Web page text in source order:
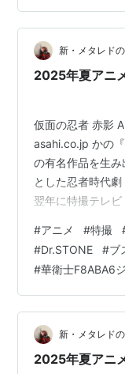
新・メタレド
2025年夏アニ
仮面の忍者 赤影
asahi.co.jp かの
の有名作品を生
とした忍者時代
翌年に特撮テレ
ら光線やミサイル
ぶっ飛んだ作品と
忍者作品の何でも
流なのかもしれ
が、今年10月に
#アニメ #特撮
#Dr.STONE #ブ
#華衛士F8ABA6
新・メタレド
2025年夏アニ